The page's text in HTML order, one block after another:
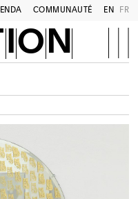
COMMUNAUTÉ EN FR